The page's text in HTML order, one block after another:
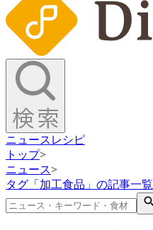
ニュース レシピ
トップ>
ニュース>
タグ「加工食品」の記事一覧